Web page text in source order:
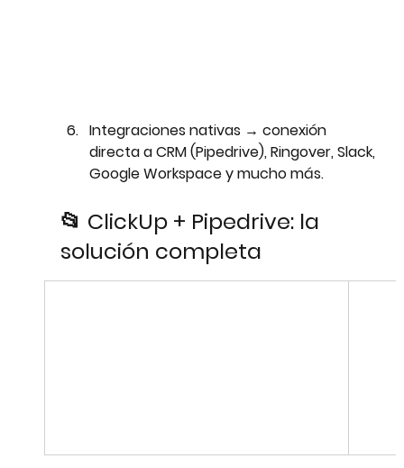
Integraciones nativas → conexión
directa a CRM (Pipedrive), Ringover, Slack,
Google Workspace y mucho más.
📂 ClickUp + Pipedrive: la
solución completa